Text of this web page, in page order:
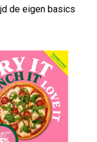
de eigen basics